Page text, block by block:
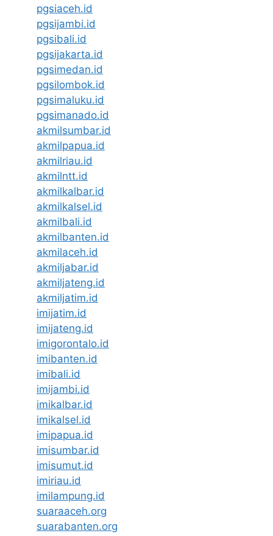
pgsiaceh.id
pgsijambi.id
pgsibali.id
pgsijakarta.id
pgsimedan.id
pgsilombok.id
pgsimaluku.id
pgsimanado.id
akmilsumbar.id
akmilpapua.id
akmilriau.id
akmilntt.id
akmilkalbar.id
akmilkalsel.id
akmilbali.id
akmilbanten.id
akmilaceh.id
akmiljabar.id
akmiljateng.id
akmiljatim.id
imijatim.id
imijateng.id
imigorontalo.id
imibanten.id
imibali.id
imijambi.id
imikalbar.id
imikalsel.id
imipapua.id
imisumbar.id
imisumut.id
imiriau.id
imilampung.id
suaraaceh.org
suarabanten.org